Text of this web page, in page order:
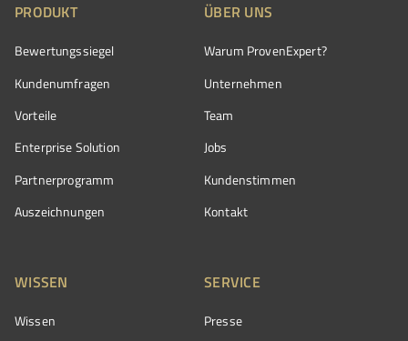
PRODUKT
Bewertungssiegel
Kundenumfragen
Vorteile
Enterprise Solution
Partnerprogramm
Auszeichnungen
ÜBER UNS
Warum ProvenExpert?
Unternehmen
Team
Jobs
Kundenstimmen
Kontakt
WISSEN
Wissen
SERVICE
Presse